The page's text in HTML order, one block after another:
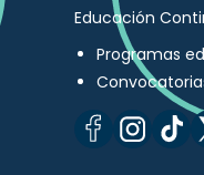
Educación
Programas